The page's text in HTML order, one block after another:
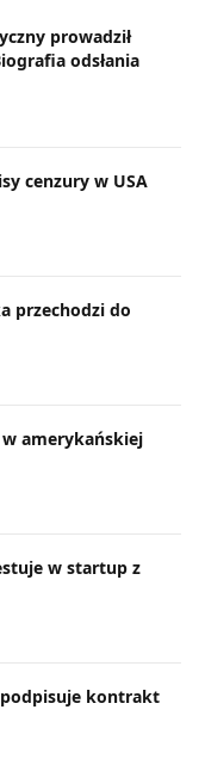
prowadził
odsłania
cenzury w USA
przechodzi do
w amerykańskiej
w startup z
kontrakt